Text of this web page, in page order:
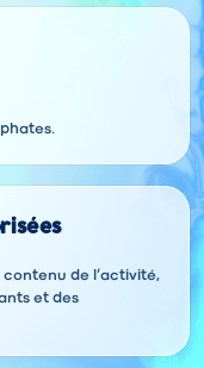
de l’activité,
et des